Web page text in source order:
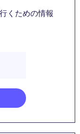
くための情報